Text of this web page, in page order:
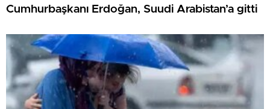
Cumhurbaşkanı Erdoğan, Suudi Arabistan’a gitti